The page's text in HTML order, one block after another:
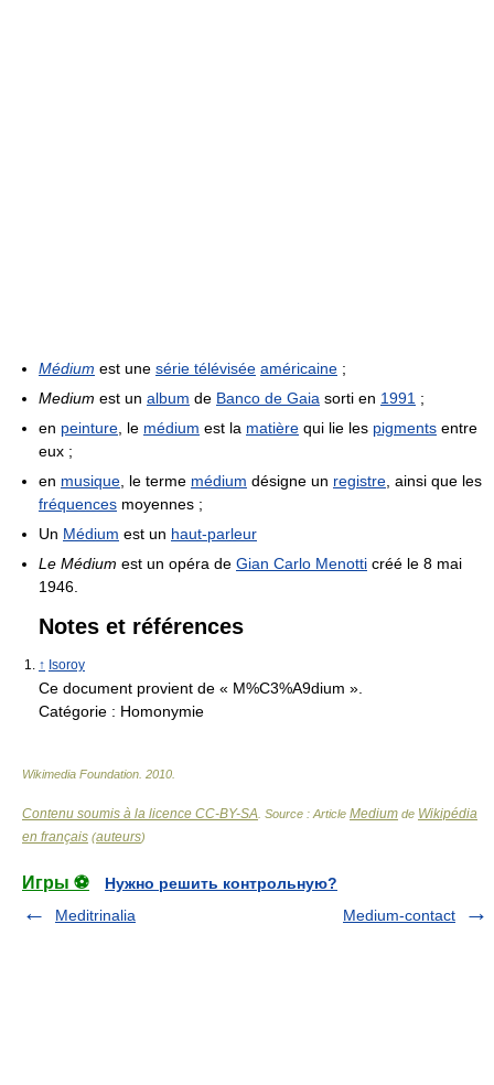
Médium est une série télévisée américaine ;
Medium est un album de Banco de Gaia sorti en 1991 ;
en peinture , le médium est la matière qui lie les pigments entre
eux ;
en musique , le terme médium désigne un registre , ainsi que les
fréquences moyennes ;
Un Médium est un haut-parleur
Le Médium est un opéra de Gian Carlo Menotti créé le 8 mai
1946.
Notes et références
↑ Isoroy
Ce document provient de « M%C3%A9dium ».
Catégorie : Homonymie
Wikimedia Foundation 2010
Contenu soumis à la licence CC-BY-SA . Source : Article Medium de Wikipédia
en français (auteurs)
Игры ⚽
Нужно решить контрольную?
Meditrinalia
Medium-contact